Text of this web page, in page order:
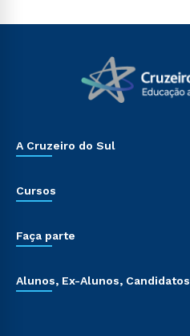
A Cruzeiro do Sul
Cursos
Faça parte
Alunos, Ex-Alunos, Candidatos